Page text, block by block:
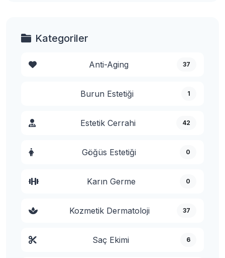
Kategoriler
Anti-Aging 37
Burun Estetiği 1
Estetik Cerrahi 42
Göğüs Estetiği 0
Karın Germe 0
Kozmetik Dermatoloji 37
Saç Ekimi 6